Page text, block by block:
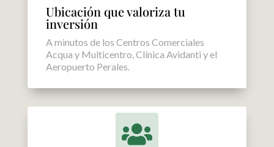
Ubicación que valoriza tu
inversión
A minutos de los Centros Comerciales
Acqua y Multicentro, Clínica Avidanti y el
Aeropuerto Perales.
